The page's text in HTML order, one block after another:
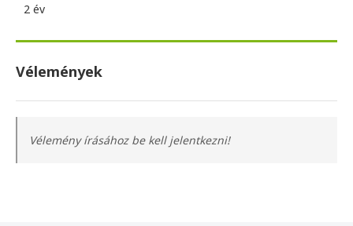
2 év
Vélemények
Vélemény írásához be kell jelentkezni!